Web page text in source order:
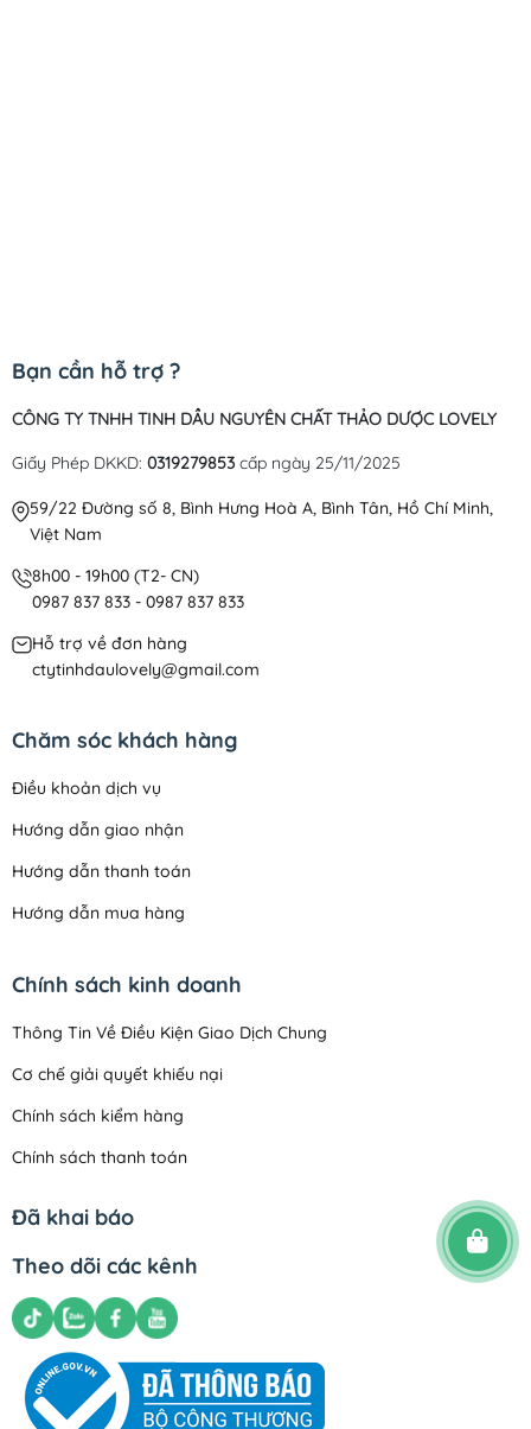
Bạn cần hỗ trợ ?
CÔNG TY TNHH TINH DẦU NGUYÊN CHẤT THẢO DƯỢC LOVELY
Giấy Phép DKKD: 0319279853 cấp ngày 25/11/2025
59/22 Đường số 8, Bình Hưng Hoà A, Bình Tân, Hồ Chí Minh,
Việt Nam
8h00 - 19h00 (T2- CN)
0987 837 833 - 0987 837 833
Hỗ trợ về đơn hàng
ctytinhdaulovely@gmail.com
Chăm sóc khách hàng
Điều khoản dịch vụ
Hướng dẫn giao nhận
Hướng dẫn thanh toán
Hướng dẫn mua hàng
Chính sách kinh doanh
Thông Tin Về Điều Kiện Giao Dịch Chung
Cơ chế giải quyết khiếu nại
Chính sách kiểm hàng
Chính sách thanh toán
Chính sách vận chuyển
Chính sách bảo mật
Đã khai báo
Theo dõi các kênh